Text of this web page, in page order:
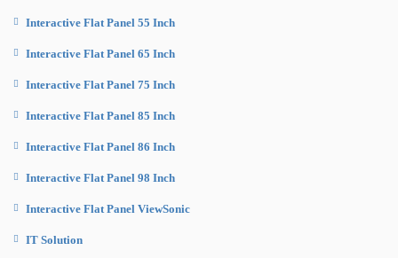
Interactive Flat Panel 55 Inch
Interactive Flat Panel 65 Inch
Interactive Flat Panel 75 Inch
Interactive Flat Panel 85 Inch
Interactive Flat Panel 86 Inch
Interactive Flat Panel 98 Inch
Interactive Flat Panel ViewSonic
IT Solution